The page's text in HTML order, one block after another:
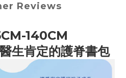
Reviews
140CM
生肯定的護脊書包